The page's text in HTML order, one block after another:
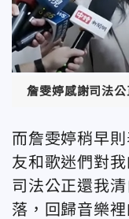
詹雯婷感謝司法公
而詹雯婷稍早
友和歌迷們對
司法公正還我
落，回歸音樂裡